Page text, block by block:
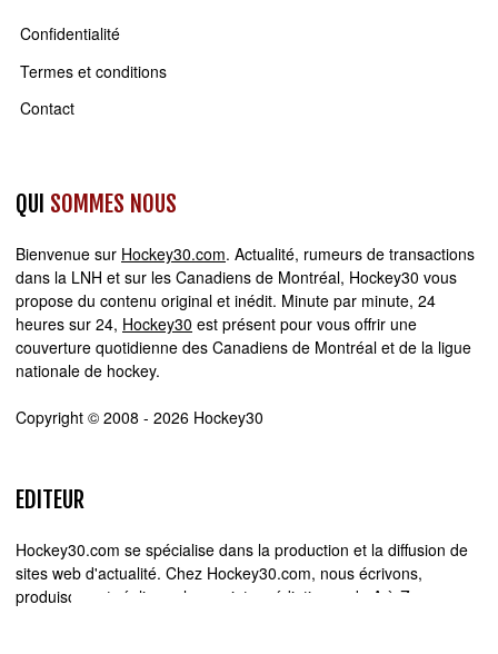
Confidentialité
Termes et conditions
Contact
QUI SOMMES NOUS
Bienvenue sur Hockey30.com. Actualité, rumeurs de transactions
dans la LNH et sur les Canadiens de Montréal, Hockey30 vous
propose du contenu original et inédit. Minute par minute, 24
heures sur 24, Hockey30 est présent pour vous offrir une
couverture quotidienne des Canadiens de Montréal et de la ligue
nationale de hockey.
Copyright © 2008 - 2026 Hockey30
EDITEUR
Hockey30.com se spécialise dans la production et la diffusion de
sites web d'actualité. Chez Hockey30.com, nous écrivons,
produisons et réalisons les projets médiatiques de A à Z.